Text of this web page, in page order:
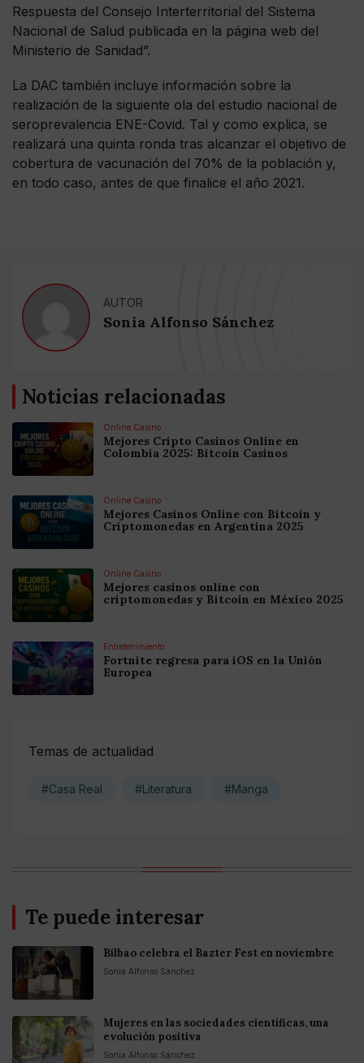
Respuesta del Consejo Interterritorial del Sistema
Nacional de Salud publicada en la página web del
Ministerio de Sanidad”.
La DAC también incluye información sobre la
realización de la siguiente ola del estudio nacional de
seroprevalencia ENE-Covid. Tal y como explica, se
realizará una quinta ronda tras alcanzar el objetivo de
cobertura de vacunación del 70% de la población y,
en todo caso, antes de que finalice el año 2021.
AUTOR
Sonia Alfonso Sánchez
Noticias relacionadas
Online Casino
Mejores Cripto Casinos Online en
Colombia 2025: Bitcoin Casinos
Online Casino
Mejores Casinos Online con Bitcoin y
Criptomonedas en Argentina 2025
Online Casino
Mejores casinos online con
criptomonedas y Bitcoin en México 2025
Entretenimiento
Fortnite regresa para iOS en la Unión
Europea
Temas de actualidad
#Casa Real #Literatura #Manga
Te puede interesar
Bilbao celebra el Bazter Fest en noviembre
Sonia Alfonso Sánchez
Mujeres en las sociedades científicas, una
evolución positiva
Sonia Alfonso Sánchez